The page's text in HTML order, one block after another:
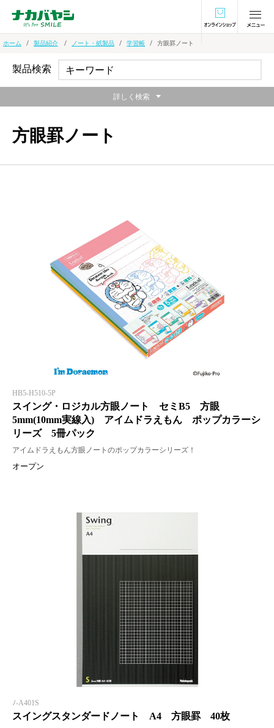
オンラインショ
ホーム 製品紹介 ノート・紙製品 学習帳 方眼罫ノート
方眼罫ノート
HB5-H510-5P
スイング・ロジカル方眼ノート セミB5 方眼
5mm(10mm実線入) アイムドラえもん ポップカラーシ
リーズ 5冊パック
アイムドラえもん方眼ノートのポップカラーシリーズ！
オープン
ﾉ-A401S
スイングスタンダードノート A4 方眼罫 40枚
製品検索
詳しく検索